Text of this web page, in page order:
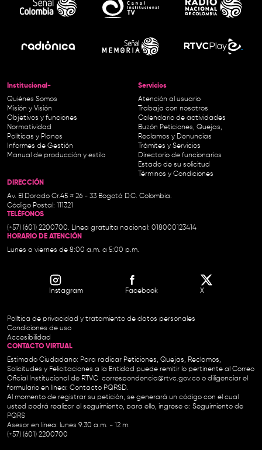
Institucional-
Quiénes Somos
Misión y Visión
Objetivos y funciones
Normatividad
Políticas y Planes
Informes de Gestión
Manual de producción y estilo
Servicios
Atención al usuario
Trabaja con nosotros
Calendario de actividades
Buzón Peticiones, Quejas,
Reclamos y Denuncias
Trámites y Servicios
Directorio de funcionarios
Estado de su solicitud
Términos y Condiciones
DIRECCIÓN
Av. El Dorado Cr.45 # 26 - 33 Bogotá D.C. Colombia.
Código Postal: 111321
TELÉFONOS
(+57) (601) 2200700. Línea gratuita nacional: 018000123414
HORARIO DE ATENCIÓN
Lunes a viernes de 8:00 a.m. a 5:00 p.m.
Instagram Facebook X
Política de privacidad y tratamiento de datos personales
Condiciones de uso
Accesibilidad
CONTACTO VIRTUAL
Estimado Ciudadano: Para radicar Peticiones, Quejas, Reclamos,
Solicitudes y Felicitaciones a la Entidad puede remitir lo pertinente al Correo
Oficial Institucional de RTVC correspondencia@rtvc.gov.co o diligenciar el
formulario en línea: Contacto PQRSD.
Al momento de registrar su petición, se generará un código con el cual
usted podrá realizar el seguimiento, para ello, ingrese a: Seguimiento de
PQRS
Asesor en línea: lunes 9:30 a.m. - 12 m.
(+57) (601) 2200700